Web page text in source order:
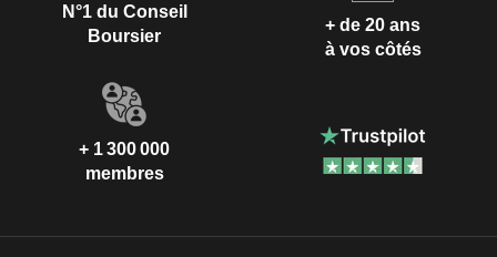
N°1 du Conseil
Boursier
+ de 20 ans
à vos côtés
+ 1 300 000
membres